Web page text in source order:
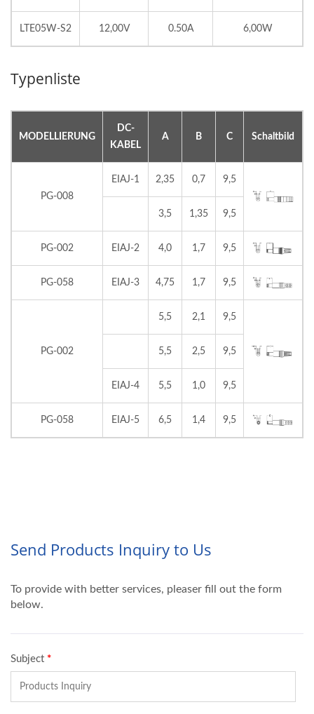
LTE05W-S2 12,00V 0.50A 6,00W
Typenliste
MODELLIERUNG
DC-
KABEL
A B C Schaltbild
PG-008
EIAJ-1 2,35 0,7 9,5
3,5 1,35 9,5
PG-002 EIAJ-2 4,0 1,7 9,5
PG-058 EIAJ-3 4,75 1,7 9,5
PG-002
5,5 2,1 9,5
5,5 2,5 9,5
EIAJ-4 5,5 1,0 9,5
PG-058 EIAJ-5 6,5 1,4 9,5